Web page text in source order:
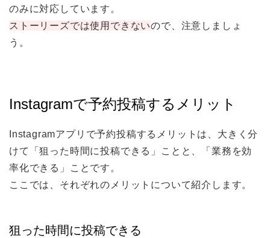
のみに対応しています。
ストーリーズでは使用できないので、注意しましょ
う。
Instagramで予約投稿するメリット
Instagramアプリで予約投稿するメリットは、大きく分
けて「狙った時間に投稿できる」ことと、「業務を効
率化できる」ことです。
ここでは、それぞれのメリットについて紹介します。
狙った時間に投稿できる